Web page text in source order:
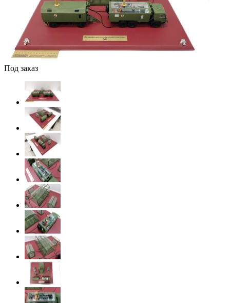
Под заказ